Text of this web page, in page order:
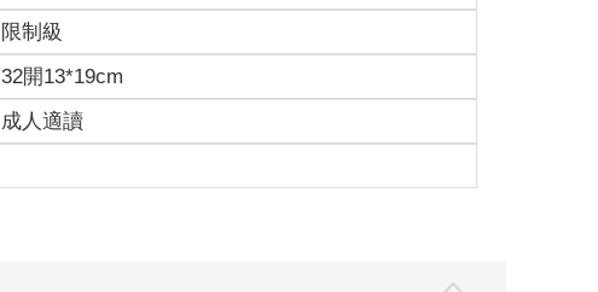
限制級
32開13*19cm
成人適讀